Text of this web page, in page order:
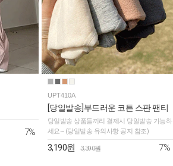
7%
UPT410A
[당일발송]부드러운 코튼 스판 팬티
당일발송 상품들끼리 결제시 당일발송 가능하
세요~ (당일발송 유의사항 공지 참조)
3,190원 3,390원 7%